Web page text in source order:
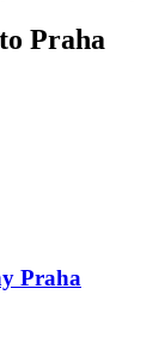
Praha
Praha